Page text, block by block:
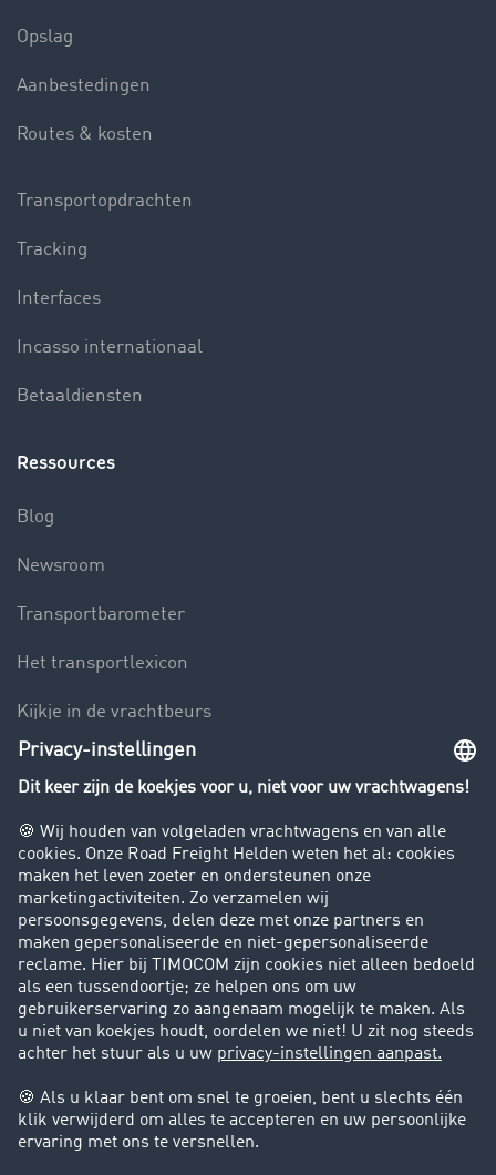
Opslag
Aanbestedingen
Routes & kosten
Transportopdrachten
Tracking
Interfaces
Incasso internationaal
Betaaldiensten
Ressources
Blog
Newsroom
Transportbarometer
Het transportlexicon
Kijkje in de vrachtbeurs
Rijverbod voor vrachtwagens
Bedrijf
Success Stories
Klanten werven klanten
Support
Contact
Juridische informatie
Juridische info